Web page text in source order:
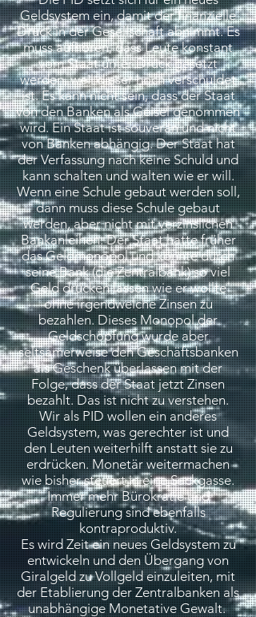
Geldsystem ein, damit der finanzielle
Druck in der Gesellschaft abnimmt. Es
muss aufhören, dass Leute konstant
vom Staat unter Druck gesetzt
werden, weil dieser hoch verschuldet
ist. Es kann nicht sein, dass der Staat
von den Banken als Geisel genommen
wird. Ein Staat ist souverän und nicht
von Banken abhängig. Der Staat hat
der Verfassung nach keine Schuld und
kann schalten und walten wie er will.
Wenn eine Schule gebaut werden soll,
dann muss diese Schule gebaut
werden, aber nicht mit verzinslichen
Bankanleihen. Der Staat hatte früher
das Geldmonopol und konnte durch
seine Bank (die Zentralbank) so viel
Geld drucken lassen wie er wollte
ohne irgendwelche Zinsen zu
bezahlen. Dieses Monopol der
Geldschöpfung wurde aber
seltsamerweise den Geschäftsbanken
als Geschenk überlassen mit der
Folge, dass der Staat jetzt Zinsen
bezahlt. Das ist nicht zu verstehen.
Wir als PID wollen ein anderes
Geldsystem, was gerechter ist und
den Leuten weiterhilft anstatt sie zu
erdrücken. Monetär weitermachen
wie bisher steuert in eine Sackgasse.
Immer mehr Bürokratie und
Regulierung sind ebenfalls
kontraproduktiv.
Es wird Zeit ein neues Geldsystem zu
entwickeln und den Übergang von
Giralgeld zu Vollgeld einzuleiten, mit
der Etablierung der Zentralbanken als
unabhängige Monetative Gewalt.